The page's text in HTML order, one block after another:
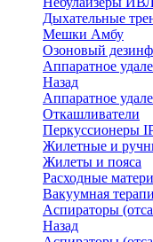
Дыхательные
Мешки Амбу
Озоновый
Аппаратное
Назад
Аппаратное
Откашливатели
Перкуссионеры
Жилетные и
Жилеты и пояса
Расходные
Вакуумная
Аспираторы
Назад